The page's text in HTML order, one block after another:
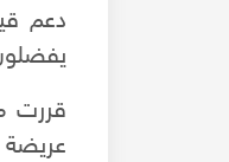
دعم
قررت
عريضة